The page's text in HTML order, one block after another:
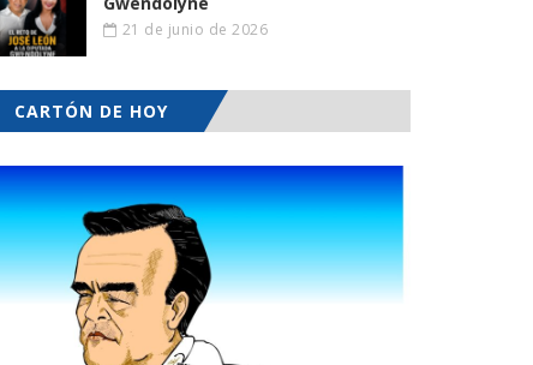
21 de junio de 2026
CARTÓN DE HOY